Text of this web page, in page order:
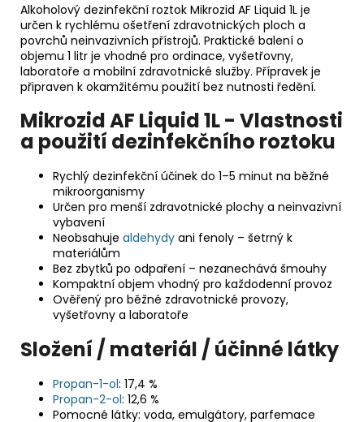
Alkoholový dezinfekční roztok Mikrozid AF Liquid 1L je
určen k rychlému ošetření zdravotnických ploch a
povrchů neinvazivních přístrojů. Praktické balení o
objemu 1 litr je vhodné pro ordinace, vyšetřovny,
laboratoře a mobilní zdravotnické služby. Přípravek je
připraven k okamžitému použití bez nutnosti ředění.
Mikrozid AF Liquid 1L - Vlastnosti
a použití dezinfekčního roztoku
Rychlý dezinfekční účinek do 1–5 minut na běžné
mikroorganismy
Určen pro menší zdravotnické plochy a neinvazivní
vybavení
Neobsahuje aldehydy ani fenoly – šetrný k
materiálům
Bez zbytků po odpaření – nezanechává šmouhy
Kompaktní objem vhodný pro každodenní provoz
Ověřený pro běžné zdravotnické provozy,
vyšetřovny a laboratoře
Složení / materiál / účinné látky
Propan-1-ol: 17,4 %
Propan-2-ol: 12,6 %
Pomocné látky: voda, emulgátory, parfemace